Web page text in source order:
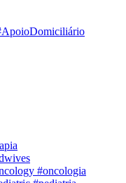
#oncologia